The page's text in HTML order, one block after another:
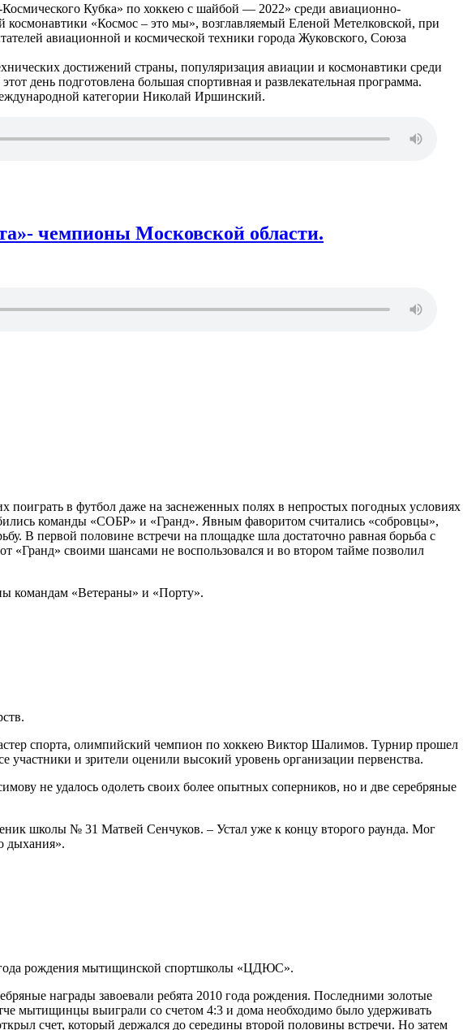
Кубка» по хоккею с шайбой — 2022» среди авиационно-
«Космос – это мы», возглавляемый Еленой Метелковской, при
авиационной и космической техники города Жуковского, Союза
достижений страны, популяризация авиации и космонавтики среди
день подготовлена большая спортивная и развлекательная программа.
категории Николай Иршинский.
чемпионы Московской области.
в футбол даже на заснеженных полях в непростых погодных условиях
команды «СОБР» и «Гранд». Явным фаворитом считались «собровцы»,
В первой половине встречи на площадке шла достаточно равная борьба с
своими шансами не воспользовался и во втором тайме позволил
командам «Ветераны» и «Порту».
спорта, олимпийский чемпион по хоккею Виктор Шалимов. Турнир прошел
и зрители оценили высокий уровень организации первенства.
не удалось одолеть своих более опытных соперников, но и две серебряные
школы № 31 Матвей Сенчуков. – Устал уже к концу второго раунда. Мог
дыхания».
года рождения мытищинской спортшколы «ЦДЮС».
награды завоевали ребята 2010 года рождения. Последними золотые
мытищинцы выиграли со счетом 4:3 и дома необходимо было удерживать
счет, который держался до середины второй половины встречи. Но затем